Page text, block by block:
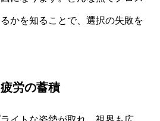
かを知ることで、選択の失敗を
労の蓄積